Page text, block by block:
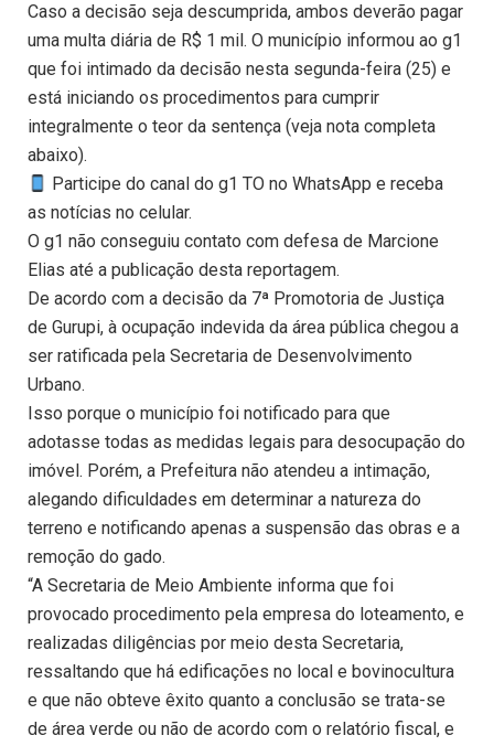
Caso a decisão seja descumprida, ambos deverão pagar
uma multa diária de R$ 1 mil. O município informou ao g1
que foi intimado da decisão nesta segunda-feira (25) e
está iniciando os procedimentos para cumprir
integralmente o teor da sentença (veja nota completa
abaixo).
Participe do canal do g1 TO no WhatsApp e receba
as notícias no celular.
O g1 não conseguiu contato com defesa de Marcione
Elias até a publicação desta reportagem.
De acordo com a decisão da 7ª Promotoria de Justiça
de Gurupi, à ocupação indevida da área pública chegou a
ser ratificada pela Secretaria de Desenvolvimento
Urbano.
Isso porque o município foi notificado para que
adotasse todas as medidas legais para desocupação do
imóvel. Porém, a Prefeitura não atendeu a intimação,
alegando dificuldades em determinar a natureza do
terreno e notificando apenas a suspensão das obras e a
remoção do gado.
“A Secretaria de Meio Ambiente informa que foi
provocado procedimento pela empresa do loteamento, e
realizadas diligências por meio desta Secretaria,
ressaltando que há edificações no local e bovinocultura
e que não obteve êxito quanto a conclusão se trata-se
de área verde ou não de acordo com o relatório fiscal, e